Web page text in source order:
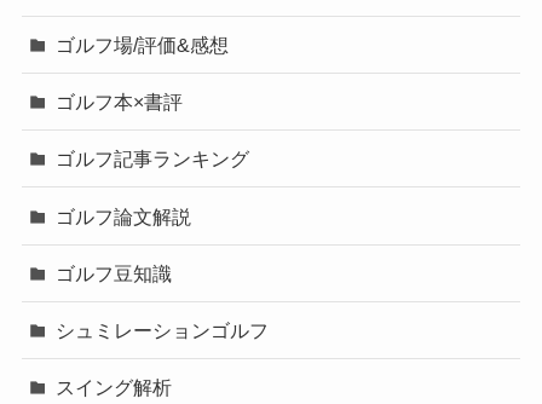
ゴルフ場/評価&感想
ゴルフ本×書評
ゴルフ記事ランキング
ゴルフ論文解説
ゴルフ豆知識
シュミレーションゴルフ
スイング解析